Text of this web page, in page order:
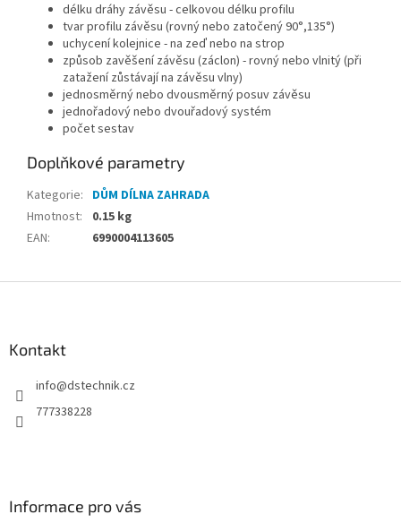
délku dráhy závěsu - celkovou délku profilu
tvar profilu závěsu (rovný nebo zatočený 90°,135°)
uchycení kolejnice - na zeď nebo na strop
způsob zavěšení závěsu (záclon) - rovný nebo vlnitý (při
zatažení zůstávají na závěsu vlny)
jednosměrný nebo dvousměrný posuv závěsu
jednořadový nebo dvouřadový systém
počet sestav
Doplňkové parametry
Kategorie: DŮM DÍLNA ZAHRADA
Hmotnost:
0.15 kg
EAN: 6990004113605
Kontakt
info@dstechnik.cz
777338228
Informace pro vás